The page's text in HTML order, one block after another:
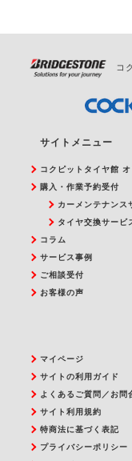
コ
サイトメニュー
コクピットタイヤ館
購入・作業予約受付
カーメンテナンス
タイヤ交換サービ
コラム
サービス事例
ご相談受付
お客様の声
マイページ
サイトの利用ガイド
よくあるご質問／お問
サイト利用規約
特商法に基づく表記
プライバシーポリシー